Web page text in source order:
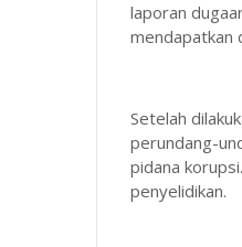
laporan
mendapatkan
Setelah
perundang-
pidana
penyelidikan.